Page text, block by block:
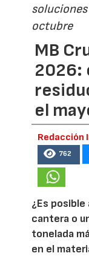
octubre
MB
2026:
el
Redacción
762
¿Es
cantera o
tonelada
en el